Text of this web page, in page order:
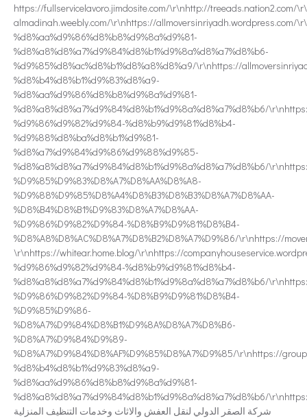
https://fullservicelavoro.jimdosite.com/\r\nhttp://
almadinah.weebly.com/\r\nhttps://allmoversinriyadh.wordpress.com/
%d8%aa%d9%86%d8%b8%d9%8a%d9%81-
%d8%a8%d8%a7%d9%84%d8%b1%d9%8a%d8%a7%d8%b6-
%d9%85%d8%ac%d8%b1%d8%a8%d8%a9/\r\nhttps://
%d8%b4%d8%b1%d9%83%d8%a9-
%d8%aa%d9%86%d8%b8%d9%8a%d9%81-
%d8%a8%d8%a7%d9%84%d8%b1%d9%8a%d8%a7%d8%b6/
%d9%86%d9%82%d9%84-%d8%b9%d9%81%d8%b4-
%d9%88%d8%ba%d8%b1%d9%81-
%d8%a7%d9%84%d9%86%d9%88%d9%85-
%d8%a8%d8%a7%d9%84%d8%b1%d9%8a%d8%a7%d8%b6/
%D9%85%D9%83%D8%A7%D8%AA%D8%A8-
%D9%88%D9%85%D8%A4%D8%B3%D8%B3%D8%A7%D8%AA-
%D8%B4%D8%B1%D9%83%D8%A7%D8%AA-
%D9%86%D9%82%D9%84-%D8%B9%D9%81%D8%B4-
%D8%A8%D8%AC%D8%A7%D8%B2%D8%A7%D9%86/\r\nhttps://
\r\nhttps://whitear.home.blog/\r\nhttps://
%d9%86%d9%82%d9%84-%d8%b9%d9%81%d8%b4-
%d8%a8%d8%a7%d9%84%d8%b1%d9%8a%d8%a7%d8%b6/
%D9%86%D9%82%D9%84-%D8%B9%D9%81%D8%B4-
%D9%85%D9%86-
%D8%A7%D9%84%D8%B1%D9%8A%D8%A7%D8%B6-
%D8%A7%D9%84%D9%89-
%D8%A7%D9%84%D8%AF%D9%85%D8%A7%D9%85/\r\nhttps://
%d8%b4%d8%b1%d9%83%d8%a9-
%d8%aa%d9%86%d8%b8%d9%8a%d9%81-
%d8%a8%d8%a7%d9%84%d8%b1%d9%8a%d8%a7%d8%b6/
شركة الصقر الدولي لنقل العفش والاثاث وخدمات التنظيف المنزلية